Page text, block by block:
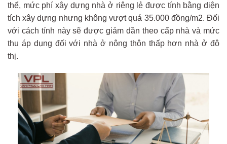
thể, mức phí xây dựng nhà ở riêng lẻ được tính bằng diện
tích xây dựng nhưng không vượt quá 35.000 đồng/m2. Đối
với cách tính này sẽ được giảm dần theo cấp nhà và mức
thu áp dụng đối với nhà ở nông thôn thấp hơn nhà ở đô
thị.